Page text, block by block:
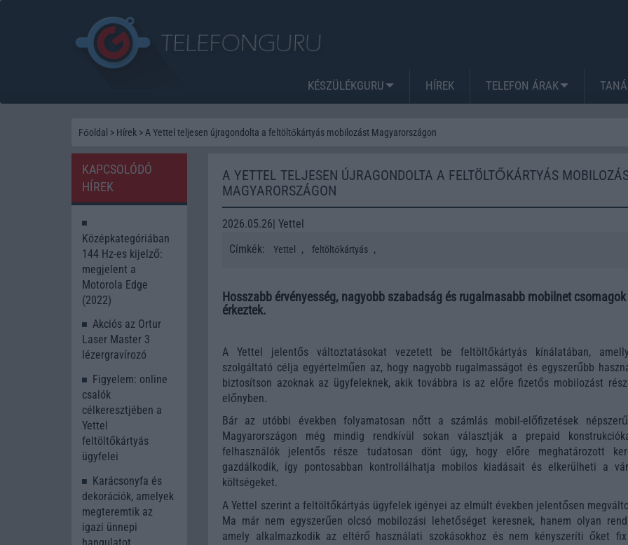
KÉSZÜLÉKGURU HÍREK TELEFON ÁRAK
Főoldal > Hírek > A Yettel teljesen újragondolta a feltöltőkártyás mobilozást Magyarországon
A YETTEL TELJESEN ÚJRAGONDOLTA A FELTÖLTŐKÁRTYÁS
MAGYARORSZÁGON
2026.05.26| Yettel
Címkék:
Yettel , feltöltőkártyás ,
Hosszabb érvényesség, nagyobb szabadság és rugalmasabb mobilnet csomagok
érkeztek.
A Yettel jelentős változtatásokat vezetett be feltöltőkártyás kínálatában,
szolgáltató célja egyértelműen az, hogy nagyobb rugalmasságot és egyszerűbb
biztosítson azoknak az ügyfeleknek, akik továbbra is az előre fizetős mobilozást
előnyben.
Bár az utóbbi években folyamatosan nőtt a számlás mobil-előfizetések
Magyarországon még mindig rendkívül sokan választják a prepaid
felhasználók jelentős része tudatosan dönt úgy, hogy előre meghatározott
gazdálkodik, így pontosabban kontrollálhatja mobilos kiadásait és elkerülheti a
költségeket.
A Yettel szerint a feltöltőkártyás ügyfelek igényei az elmúlt években jelentősen
Ma már nem egyszerűen olcsó mobilozási lehetőséget keresnek, hanem olyan
amely alkalmazkodik az eltérő használati szokásokhoz és nem kényszeríti őket
KAPCSOLÓDÓ
HÍREK
Középkategóriában
144 Hz-es kijelző:
megjelent a
Motorola Edge
(2022)
Akciós az Ortur
Laser Master 3
lézergravírozó
Figyelem: online
csalók
célkeresztjében a
Yettel
feltöltőkártyás
ügyfelei
Karácsonyfa és
dekorációk, amelyek
megteremtik az
igazi ünnepi